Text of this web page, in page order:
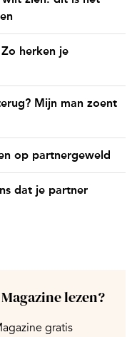
herken je
Mijn man zoent
op partnergeweld
dat je partner
lezen?
gratis